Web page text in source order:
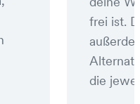
frei ist.
die